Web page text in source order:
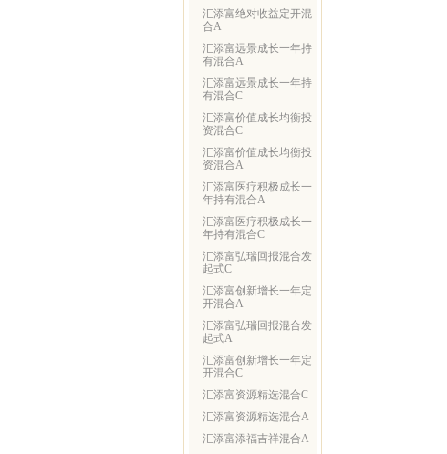
汇添富绝对收益定开混
合A
汇添富远景成长一年持
有混合A
汇添富远景成长一年持
有混合C
汇添富价值成长均衡投
资混合C
汇添富价值成长均衡投
资混合A
汇添富医疗积极成长一
年持有混合A
汇添富医疗积极成长一
年持有混合C
汇添富弘瑞回报混合发
起式C
汇添富创新增长一年定
开混合A
汇添富弘瑞回报混合发
起式A
汇添富创新增长一年定
开混合C
汇添富资源精选混合C
汇添富资源精选混合A
汇添富添福吉祥混合A